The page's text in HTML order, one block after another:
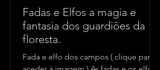
Fadas e Elfos a magia e
fantasia dos guardiões da
floresta.
Fada e elfo dos campos ( clique para